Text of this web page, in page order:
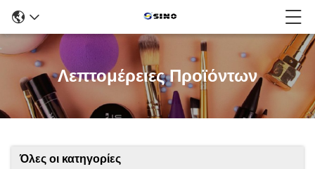
Λεπτομέρειες Προϊόντων
Όλες οι κατηγορίες